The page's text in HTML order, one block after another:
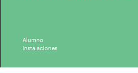
Alumno
Instalaciones